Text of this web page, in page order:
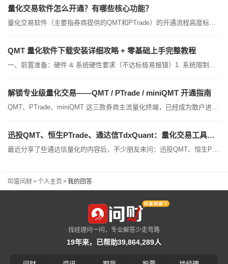
量化交易软件怎么开通？有哪些核心功能？
量化交易软件（主要指券商提供的QMT和PTrade）的开通流程高度标准化，核心在于“找对人”和“验资”。两款软件虽然定位不同，但核心功能都围绕“策略自动化”展开。一、 核心开通流程（2026年最新）目前个人投资者开通量化权限的门槛已大幅降低，低门槛券商（如国金、华宝等）通常10万资产即可开通基础版。开通步骤如下：找对渠道（关键）：切勿直接在券商APP自助开户，否则可能没有量化权限入口且佣金较高。必须先联系券商线上客户经理，获取专属开户链接或二维码，并确认资金门槛和佣金方案。 开户入金：通过专属链接完...
QMT 量化软件下载安装详细攻略 + 零基础上手完整教程
一、前置准备：硬件 & 系统硬性要求（不达标极易报错）1. 系统限制（必看）仅支持 Windows10/11 64 位系统；Mac、Linux 无法原生安装，苹果电脑只能装 Windows 虚拟机运行。2. 硬件配置入门够用：4 核 CPU、8G 内存、固态硬盘、预留 15G 以上硬盘空间（存放行情数据）推荐长期挂机：8 核 CPU、16G 内存及以上（多策略、日内交易流畅不卡顿）miniQMT3. 前期准备必须先在券商开通 QMT 量化权限，官方无公开安装包，只能通过券商客户经理领取专属定制安装包（自助 APP 开户拿不到安装权限）。二、分步下载 + 安装全过程（零失...
解锁专业级量化交易——QMT / PTrade / miniQMT 开通指南
QMT、PTrade、miniQMT​ 这三款券商主流量化终端，已经成为散户进阶和专业交易者的标配武器。好消息是——通过正规券商渠道申请，软件本身免授权费、免年费，达标即可开通。一、三款量化终端，分别适合谁？终端核心特点适合人群PTrade（恒生云端）​券商云端托管，关机断网照常运行；内置网格/条件单/定投等零代码模板，部分券商附赠L2行情零编程基础、上班族、专注ETF网格/波段自动交易QMT 标准版（迅投）​本地运行，Python/VBA双语言，Tick级回测，全品种（含两融/期权/港股通），策略存本地更私密会Python、自研策略、...
迅投QMT、恒生PTrade、通达信TdxQuant：量化交易工具如何选？
最近分享了些通达信量化的内容后，不少朋友来问：迅投QMT、恒生PTrade还有通达信TdxQuant都能做量化，到底该挑哪一个？今天就来为大家梳理一下这三款主流工具的优缺点与适用场景，帮新手朋友快速理清思路。一、 迅投QMT & miniQMT目前市场上有一半以上的量化者在使用迅投QMT体系。它的优势在于支持的券商较多，且开通门槛相对亲民。通常来说，新开账户申请QMT的门槛会比存量老账户低不少。在QMT的UI界面中，你可以直接下载行情数据、编写代码。如果你懂Python，按官方文档上手非常快，写完策略直接回测即可...
叩富问财>个人主页 >我的回答
找经理问一问，专业解答少走弯路
19年来，已帮助39,864,289人